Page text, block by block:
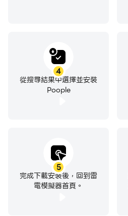
4
從搜尋結果中選擇並安裝
Poople
5
完成下載安裝後，回到雷
電模擬器首頁。